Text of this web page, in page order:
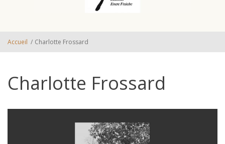
Accueil / Charlotte Frossard
Charlotte Frossard